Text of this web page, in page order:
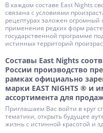
В каждом составе East Nights
связана с условиями
рецептурах заложен огромный
применения редких форм
государственной программе
истинных территорий
Составы East Nights
России производство
рамках официально
марки EAST NIGHTS ® и
ассортимента для
Приглашаем Вас войти в круг
тематики, открыть будущее
жизнь с истинной красотой и